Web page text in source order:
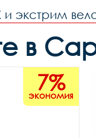
и экстрим
в
7%
экономия